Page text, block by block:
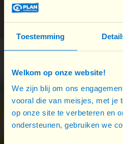
Toestemming
Welkom op onze website!
We zijn blij om ons
vooral die van meisjes, met je
op onze site te verbeteren en
ondersteunen, gebruiken we